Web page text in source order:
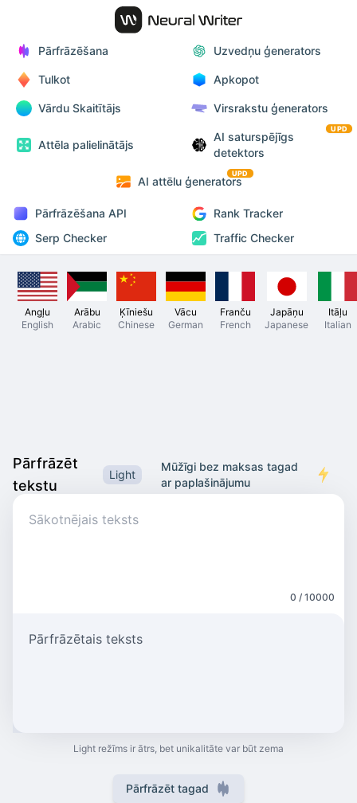
Pārfrāzēšana Uzvedņu ģenerators
Tulkot Apkopot
Vārdu Skaitītājs Virsrakstu ģenerators
Attēla palielinātājs
AI saturspējīgs
detektors
UPD
AI attēlu ģenerators
UPD
Pārfrāzēšana API
Rank Tracker
Serp Checker
Traffic Checker
Angļu
English
Arābu
Arabic
Ķīniešu
Chinese
Vācu
German
Franču
French
Japāņu
Japanese
Itāļu
Italian
Pārfrāzēt
tekstu
Light
Mūžīgi bez maksas tagad
ar paplašinājumu
0 / 10000
Pārfrāzētais teksts
Light režīms ir ātrs, bet unikalitāte var būt zema
Pārfrāzēt tagad